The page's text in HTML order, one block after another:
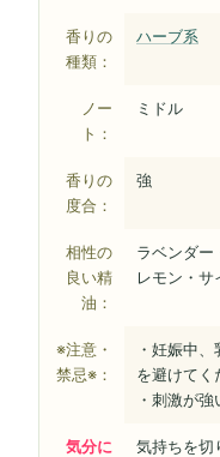
香りの
種類：
ハーブ系
ノー
ト：
ミドル
香りの
度合：
強
相性の
良い精
油：
ラベンダー
レモン・サ
※注意・
禁忌※：
・妊娠中
を避けてく
・刺激が
気分に
気持ちを切